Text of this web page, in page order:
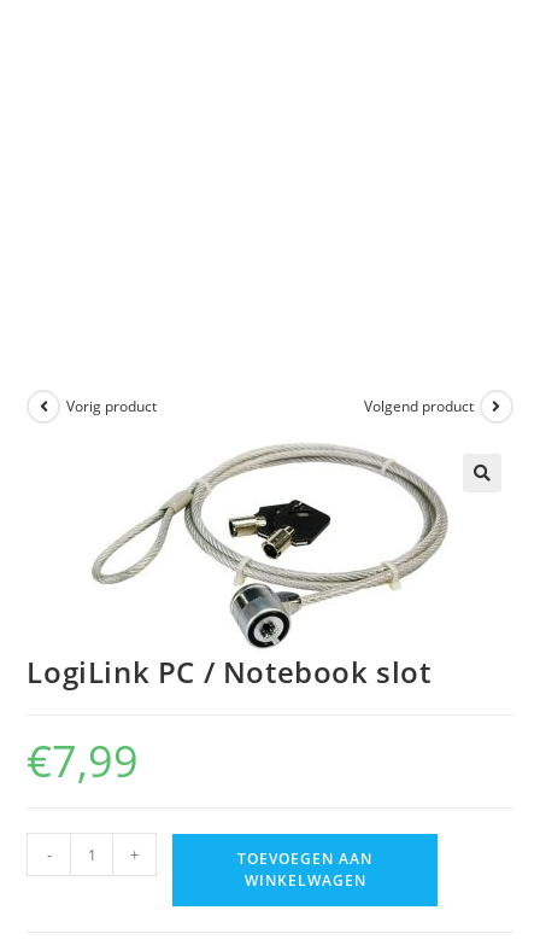
Vorig product Volgend product
LogiLink PC / Notebook slot
€7,99
- +
TOEVOEGEN AAN
WINKELWAGEN